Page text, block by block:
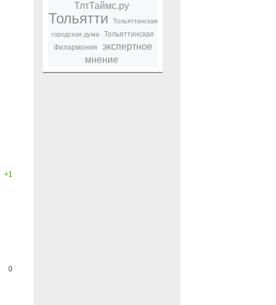
+1
0
ТлтТаймс.ру
Тольятти
Тольяттинская
городская дума
Тольяттинская
Филармония
экспертное
мнение